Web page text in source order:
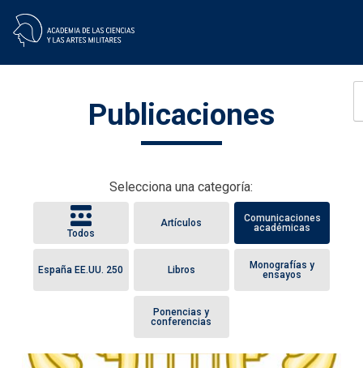
Publicaciones
Selecciona una categoría:
Todos
Artículos
Comunicaciones
académicas
España EE.UU. 250 Libros
Monografías y
ensayos
Ponencias y
conferencias